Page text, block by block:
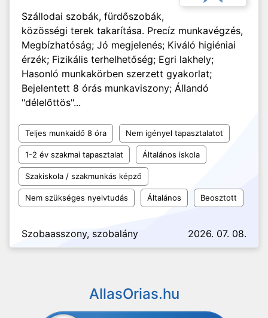
Szállodai szobák, fürdőszobák,
közösségi terek takarítása. Precíz munkavégzés,
Megbízhatóság; Jó megjelenés; Kiváló higiéniai
érzék; Fizikális terhelhetőség; Egri lakhely;
Hasonló munkakörben szerzett gyakorlat;
Bejelentett 8 órás munkaviszony; Állandó
"délelőttös"...
Teljes munkaidő 8 óra Nem igényel tapasztalatot
1-2 év szakmai tapasztalat Általános iskola
Szakiskola / szakmunkás képző
Nem szükséges nyelvtudás Általános Beosztott
Szobaasszony, szobalány 2026. 07. 08.
AllasOrias.hu